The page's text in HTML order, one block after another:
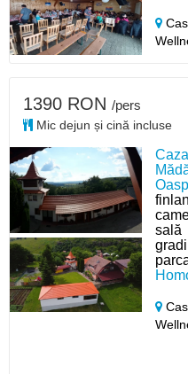
sală
1390 RON /pers
Mic dejun și cină incluse